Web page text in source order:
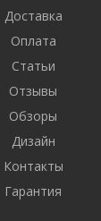
Доставка
Оплата
Статьи
Отзывы
Обзоры
Дизайн
Контакты
Гарантия